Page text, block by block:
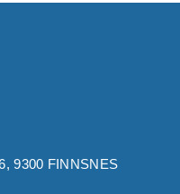
9300 FINNSNES